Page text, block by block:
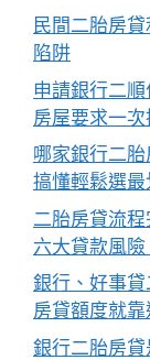
民間二胎房
陷阱
申請銀行二
房屋要求一
哪家銀行二
搞懂輕鬆選
二胎房貸流
六大貸款風險
銀行、好事
房貸額度就靠
銀行二胎房